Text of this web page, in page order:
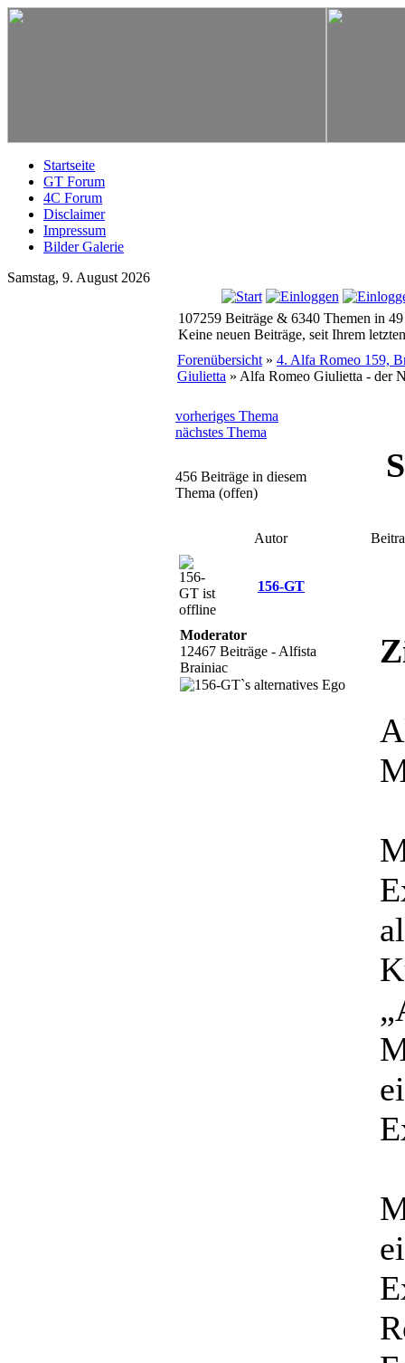
Startseite
GT Forum
4C Forum
Disclaimer
Impressum
Bilder Galerie
Samstag, 9. August 2026
107259 Beiträge & 6340 Themen in
Keine neuen Beiträge, seit Ihrem
Forenübersicht » 4. Alfa Romeo 159,
Giulietta » Alfa Romeo Giulietta - der
vorheriges Thema
nächstes Thema
456 Beiträge in diesem
Thema (offen)
Autor
156-GT
Moderator
12467 Beiträge - Alfista
Brainiac